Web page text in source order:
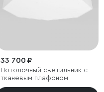
33 700 ₽
Потолочный светильник с
тканевым плафоном